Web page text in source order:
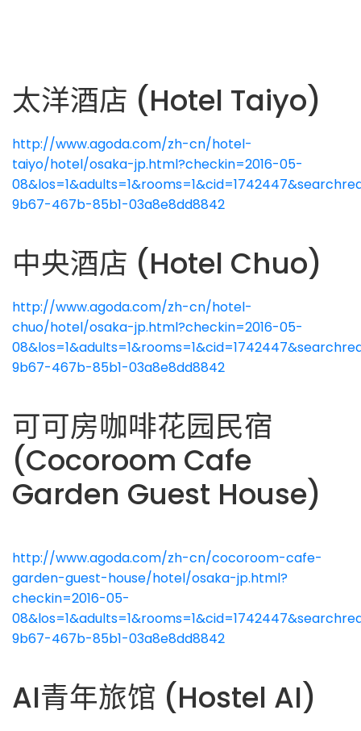
太洋酒店 (Hotel Taiyo)
http://www.agoda.com/zh-cn/hotel-
taiyo/hotel/osaka-jp.html?checkin=2016-05-
9b67-467b-85b1-03a8e8dd8842
中央酒店 (Hotel Chuo)
http://www.agoda.com/zh-cn/hotel-
chuo/hotel/osaka-jp.html?checkin=2016-05-
9b67-467b-85b1-03a8e8dd8842
可可房咖啡花园民宿
(Cocoroom Cafe
Garden Guest House)
http://www.agoda.com/zh-cn/cocoroom-cafe-
garden-guest-house/hotel/osaka-jp.html?
checkin=2016-05-
9b67-467b-85b1-03a8e8dd8842
AI青年旅馆 (Hostel AI)